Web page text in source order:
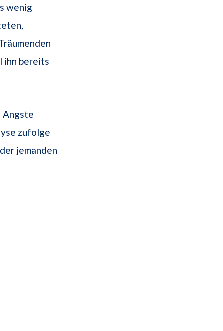
wenig
ihn bereits
Ängste
zufolge
jemanden